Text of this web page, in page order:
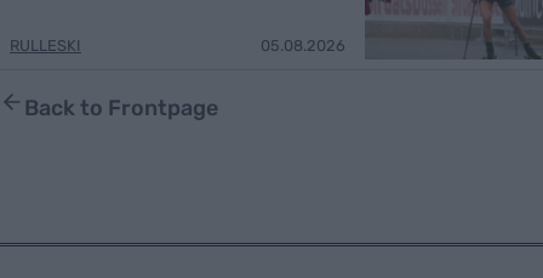
RULLESKI 05.08.2026
Back to Frontpage